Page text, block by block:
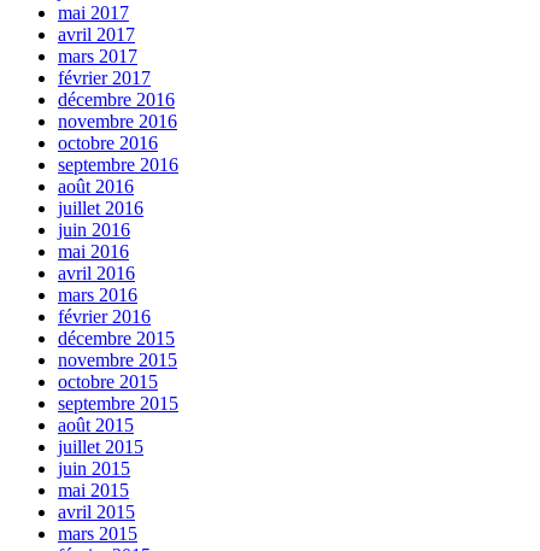
mai 2017
avril 2017
mars 2017
février 2017
décembre 2016
novembre 2016
octobre 2016
septembre 2016
août 2016
juillet 2016
juin 2016
mai 2016
avril 2016
mars 2016
février 2016
décembre 2015
novembre 2015
octobre 2015
septembre 2015
août 2015
juillet 2015
juin 2015
mai 2015
avril 2015
mars 2015